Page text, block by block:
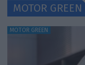
MOTOR GREEN
MOTOR GREEN